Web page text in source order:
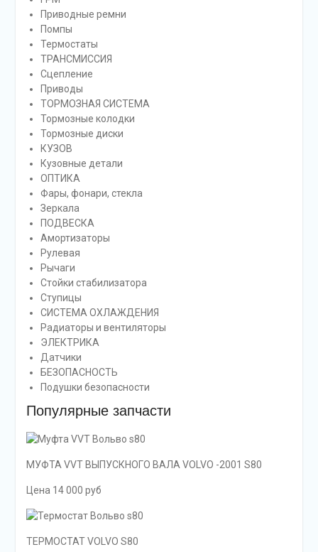
Приводные ремни
Помпы
Термостаты
ТРАНСМИССИЯ
Сцепление
Приводы
ТОРМОЗНАЯ СИСТЕМА
Тормозные колодки
Тормозные диски
КУЗОВ
Кузовные детали
ОПТИКА
Фары, фонари, стекла
Зеркала
ПОДВЕСКА
Амортизаторы
Рулевая
Рычаги
Стойки стабилизатора
Ступицы
СИСТЕМА ОХЛАЖДЕНИЯ
Радиаторы и вентиляторы
ЭЛЕКТРИКА
Датчики
БЕЗОПАСНОСТЬ
Подушки безопасности
Популярные запчасти
МУФТА VVT ВЫПУСКНОГО ВАЛА VOLVO -2001 S80
Цена 14 000 руб
ТЕРМОСТАТ VOLVO S80